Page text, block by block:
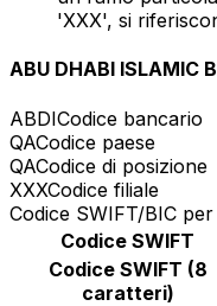
'XXX', si
ABU DHABI ISLAMIC
ABDICodice bancario
QACodice paese
QACodice di posizione
XXXCodice filiale
Codice SWIFT/BIC
Codice SWIFT
Codice SWIFT (8
caratteri)